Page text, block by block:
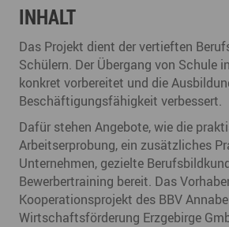
INHALT
Das Projekt dient der vertieften
Schülern. Der Übergang von Schule
konkret vorbereitet und die
Beschäftigungsfähigkeit verbessert.
Dafür stehen Angebote, wie die
Arbeitserprobung, ein zusätzliches
Unternehmen, gezielte
Bewerbertraining bereit. Das
Kooperationsprojekt des BBV
Wirtschaftsförderung Erzgebirge